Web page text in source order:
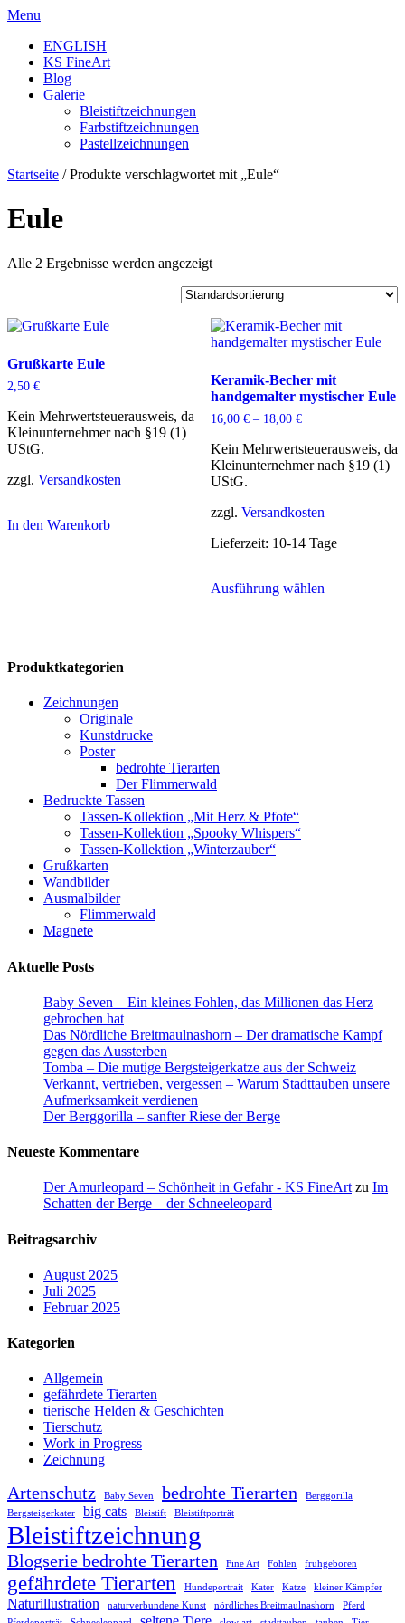
Skip
content
Menu
ENGLISH
KS FineArt
Blog
Galerie
Bleistiftzeichnungen
Farbstiftzeichnungen
Pastellzeichnungen
Startseite / Produkte verschlagwortet mit „Eule“
Eule
Alle 2 Ergebnisse werden angezeigt
Grußkarte Eule
2,50 €
Kein Mehrwertsteuerausweis, da
Kleinunternehmer nach §19 (1)
UStG.
zzgl. Versandkosten
In den Warenkorb
Keramik-Becher mit
handgemalter mystischer Eule
16,00 €– 18,00 €
Kein Mehrwertsteuerausweis, da
Kleinunternehmer nach §19 (1)
UStG.
zzgl. Versandkosten
Lieferzeit: 10-14 Tage
Ausführung wählenProdukt
Produktkategorien
Zeichnungen
Originale
Kunstdrucke
Poster
bedrohte Tierarten
Der Flimmerwald
Bedruckte Tassen
Tassen-Kollektion „Mit Herz & Pfote“
Tassen-Kollektion „Spooky Whispers“
Tassen-Kollektion „Winterzauber“
Grußkarten
Wandbilder
Ausmalbilder
Flimmerwald
Magnete
Aktuelle Posts
Baby Seven – Ein kleines Fohlen, das Millionen das Herz
gebrochen hat
Das Nördliche Breitmaulnashorn – Der dramatische Kampf
gegen das Aussterben
Tomba – Die mutige Bergsteigerkatze aus der Schweiz
Verkannt, vertrieben, vergessen – Warum Stadttauben unsere
Aufmerksamkeit verdienen
Der Berggorilla – sanfter Riese der Berge
Neueste Kommentare
Der Amurleopard – Schönheit in Gefahr - KS FineArt zu Im
Schatten der Berge – der Schneeleopard
Beitragsarchiv
August 2025
Juli 2025
Februar 2025
Kategorien
Allgemein
gefährdete Tierarten
tierische Helden & Geschichten
Tierschutz
Work in Progress
Zeichnung
Artenschutz Baby Seven bedrohte Tierarten
Berggorilla
Bergsteigerkater
big cats Bleistift Bleistiftporträt
Bleistiftzeichnung
Blogserie bedrohte Tierarten Fine Art Fohlen frühgeboren
gefährdete Tierarten Hundeportrait Kater Katze kleiner Kämpfer
Naturillustration naturverbundene Kunst nördliches Breitmaulnashorn
Pferd